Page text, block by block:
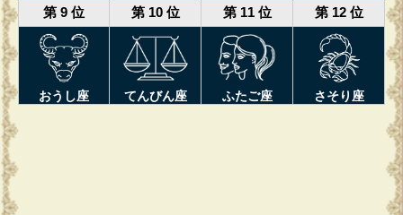
第 9 位 第 10 位 第 11 位 第 12 位
おうし座 てんびん座 ふたご座 さそり座